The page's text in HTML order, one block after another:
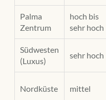
Palma
Zentrum
hoch bis
sehr hoch
Südwesten
(Luxus)
sehr hoch
Nordküste mittel